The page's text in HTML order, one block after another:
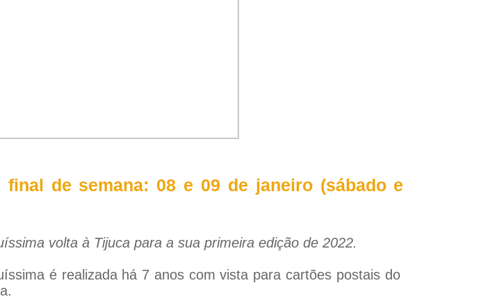
de semana: 08 e 09 de janeiro (sábado e
volta à Tijuca para a sua primeira edição de 2022.
é realizada há 7 anos com vista para cartões postais do